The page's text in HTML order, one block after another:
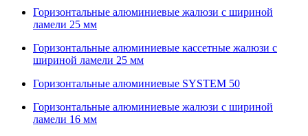
Горизонтальные алюминиевые жалюзи с шириной
ламели 25 мм
Горизонтальные алюминиевые кассетные жалюзи с
шириной ламели 25 мм
Горизонтальные алюминиевые SYSTEM 50
Горизонтальные алюминиевые жалюзи с шириной
ламели 16 мм